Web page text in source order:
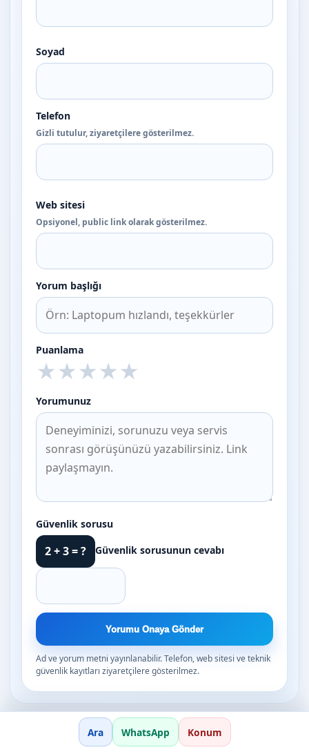
Soyad
Telefon
Gizli tutulur, ziyaretçilere gösterilmez.
Web sitesi
Opsiyonel, public link olarak gösterilmez.
Yorum başlığı
Puanlama
★
★
★
★
★
Yorumunuz
Güvenlik sorusu
2 + 3 = ? Güvenlik sorusunun cevabı
Yorumu Onaya Gönder
Ad ve yorum metni yayınlanabilir. Telefon, web sitesi ve teknik
güvenlik kayıtları ziyaretçilere gösterilmez.
Ara WhatsApp Konum